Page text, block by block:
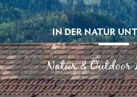
IN DER NATUR
Natur & Outdoor